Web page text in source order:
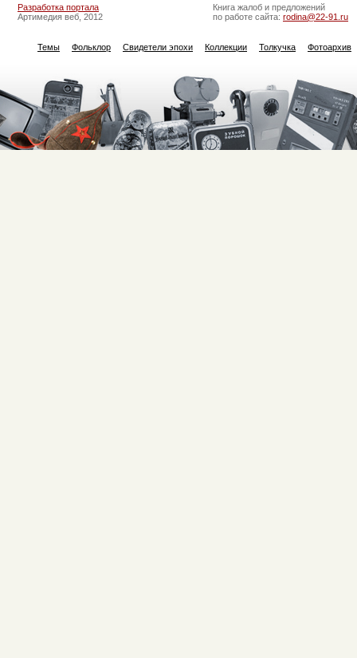
Разработка портала
Артимедия веб, 2012
Книга жалоб и предложений
по работе сайта: rodina@22-91.ru
Темы Фольклор Свидетели эпохи Коллекции Толкучка Фотоархив